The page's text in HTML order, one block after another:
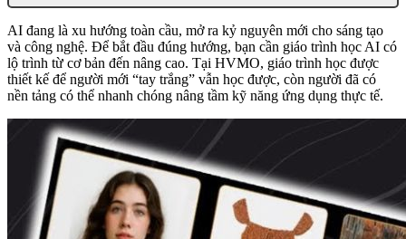
AI đang là xu hướng toàn cầu, mở ra kỷ nguyên mới cho sáng tạo
và công nghệ. Để bắt đầu đúng hướng, bạn cần giáo trình học AI có
lộ trình từ cơ bản đến nâng cao. Tại HVMO, giáo trình học được
thiết kế để người mới “tay trắng” vẫn học được, còn người đã có
nền tảng có thể nhanh chóng nâng tầm kỹ năng ứng dụng thực tế.